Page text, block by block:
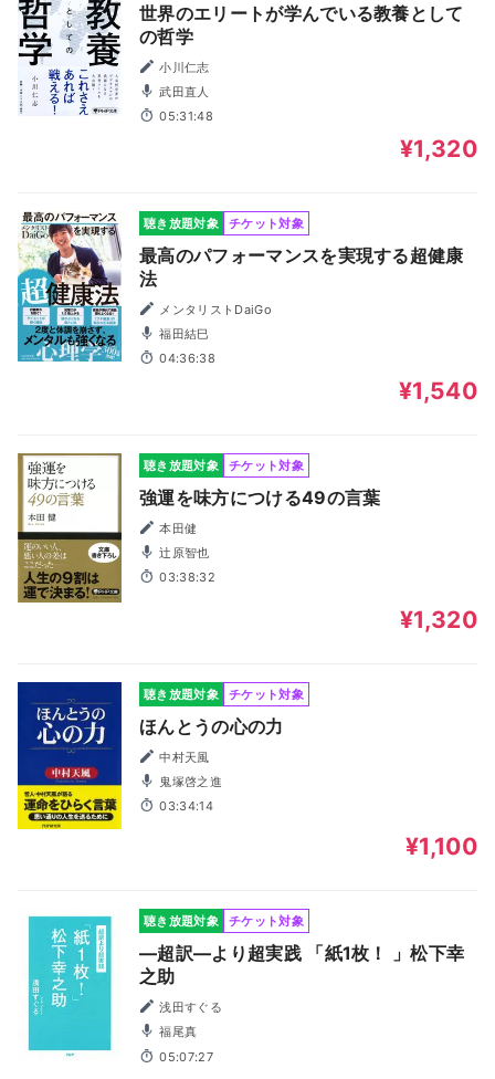
世界のエリートが学んでいる教養として
の哲学
小川仁志
武田直人
05:31:48
¥1,320
聴き放題対象 チケット対象
最高のパフォーマンスを実現する超健康
法
メンタリストDaiGo
福田結巳
04:36:38
¥1,540
聴き放題対象 チケット対象
強運を味方につける49の言葉
本田健
辻原智也
03:38:32
¥1,320
聴き放題対象 チケット対象
ほんとうの心の力
中村天風
鬼塚啓之進
03:34:14
¥1,100
聴き放題対象 チケット対象
―超訳―より超実践 「紙1枚！ 」松下幸
之助
浅田すぐる
福尾真
05:07:27